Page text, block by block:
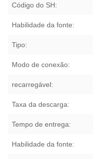
Código do SH:
Habilidade da fonte:
Tipo:
Modo de conexão:
recarregável:
Taxa da descarga:
Tempo de entrega:
Habilidade da fonte: